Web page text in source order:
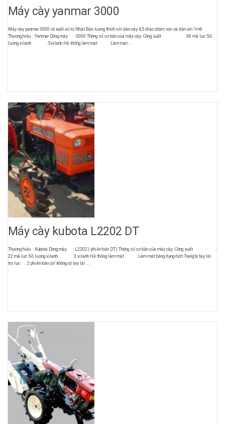
Máy cày yanmar 3000
Máy cày yanmar 3000 có xuất xứ từ Nhật Bản, tương thích với dàn cày 4,5 chảo chăm sóc và dàn xới 1m6.
Thương hiệu : Yanmar Dòng máy : 3000 Thông số cơ bản của máy cày: Công suất : 36 mã lực Số
lượng xilanh : 3xilanh Hệ thống làm mát :Làm mát ...
Máy cày kubota L2202 DT
Thương hiệu : Kubota Dòng máy : L2202 ( phiên bản DT) Thông số cơ bản của máy cày: Công suất :
22 mã lực Số lượng xilanh :3 xilanh Hệ thống làm mát : Làm mát bằng dung dịch Trang bị tay lái
trợ lực : 2 phiên bản có/ không có tay lái ...